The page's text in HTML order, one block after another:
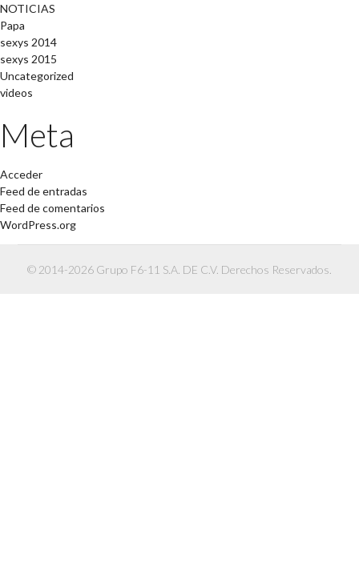
NOTICIAS
Papa
sexys 2014
sexys 2015
Uncategorized
videos
Meta
Acceder
Feed de entradas
Feed de comentarios
WordPress.org
© 2014-2026 Grupo F6-11 S.A. DE C.V. Derechos Reservados.